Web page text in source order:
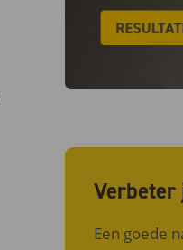
Verbeter
Een goede